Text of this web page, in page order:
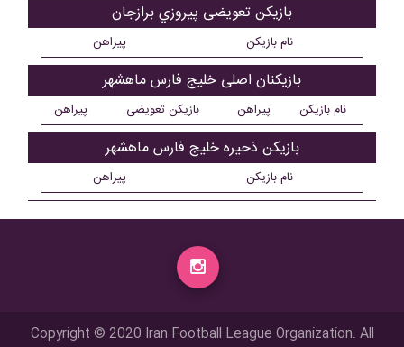
بازیکن تعویضی پيروزي برازجان
نام بازیکن پیراهن
بازیکنان اصلی خلیج فارس ماهشهر
نام بازیکن پیراهن بازیکن تعویضی پیراهن
بازیکن ذحیره خلیج فارس ماهشهر
نام بازیکن پیراهن
Copyright © 2020 Iran Football League Organization. All